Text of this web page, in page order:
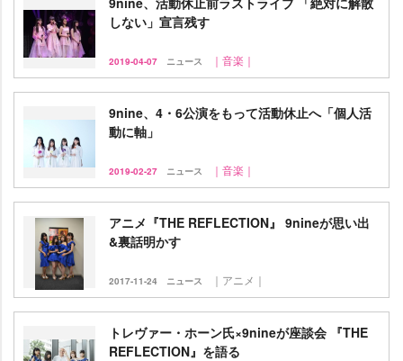
しない」宣言残す
2019-04-07 ニュース ｜音楽｜
9nine、4・6公演をもって活動休止へ「個人活
動に軸」
2019-02-27 ニュース ｜音楽｜
アニメ『THE REFLECTION』 9nineが思い出
&裏話明かす
2017-11-24 ニュース ｜アニメ｜
トレヴァー・ホーン氏×9nineが座談会 『THE
REFLECTION』を語る